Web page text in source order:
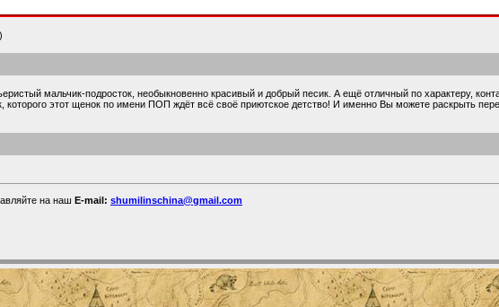
)
мальчик-подросток, необыкновенно красивый и добрый песик. А ещё отличный по характеру,
которого этот щенок по имени ПОП ждёт всё своё приютское детство! И именно Вы можете раскрыть
на наш E-mail: shumilinschina@gmail.com